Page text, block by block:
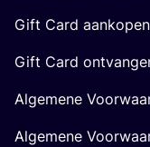
Gift Card aankopen
Gift Card
Algemene
Algemene